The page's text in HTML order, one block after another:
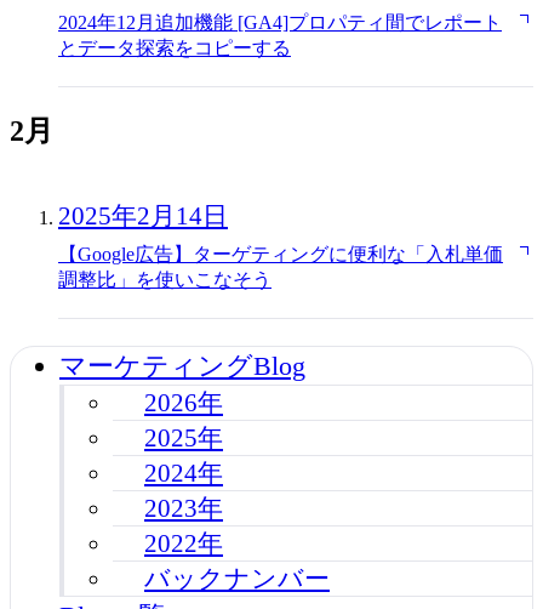
2024年12月追加機能 [GA4]プロパティ間でレポート
とデータ探索をコピーする
2月
2025年2月14日
【Google広告】ターゲティングに便利な「入札単価
調整比」を使いこなそう
マーケティングBlog
2026年
2025年
2024年
2023年
2022年
バックナンバー